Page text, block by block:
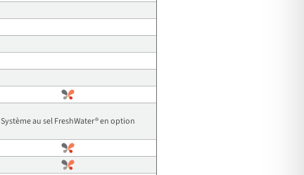
Système au sel FreshWater® en option